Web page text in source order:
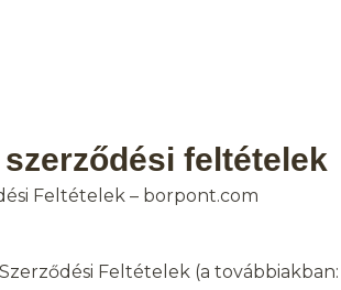
feltételek
Feltételek – borpont.com
Feltételek (a továbbiakban: